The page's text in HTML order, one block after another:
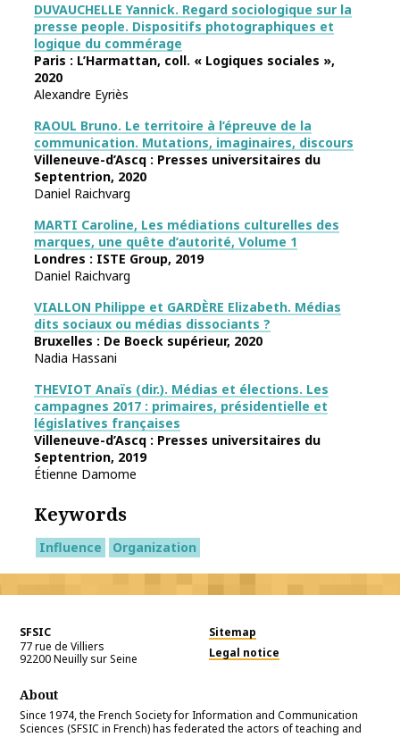
DUVAUCHELLE Yannick. Regard sociologique sur la
presse people. Dispositifs photographiques et
logique du commérage
Paris : L’Harmattan, coll. « Logiques sociales »,
2020
Alexandre Eyriès
RAOUL Bruno. Le territoire à l’épreuve de la
communication. Mutations, imaginaires, discours
Villeneuve-d’Ascq : Presses universitaires du
Septentrion, 2020
Daniel Raichvarg
MARTI Caroline, Les médiations culturelles des
marques, une quête d’autorité, Volume 1
Londres : ISTE Group, 2019
Daniel Raichvarg
VIALLON Philippe et GARDÈRE Elizabeth. Médias
dits sociaux ou médias dissociants ?
Bruxelles : De Boeck supérieur, 2020
Nadia Hassani
THEVIOT Anaïs (dir.). Médias et élections. Les
campagnes 2017 : primaires, présidentielle et
législatives françaises
Villeneuve-d’Ascq : Presses universitaires du
Septentrion, 2019
Étienne Damome
Keywords
Influence Organization
SFSIC
77 rue de Villiers
92200Neuilly sur Seine
Sitemap
Legal notice
About
Since 1974, the French Society for Information and Communication
Sciences (SFSIC in French) has federated the actors of teaching and